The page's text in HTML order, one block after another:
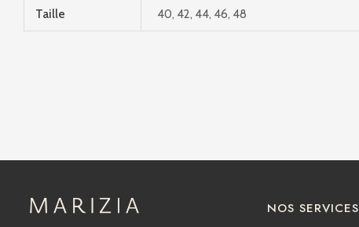
Taille 40, 42, 44, 46, 48
NOS SERVICES